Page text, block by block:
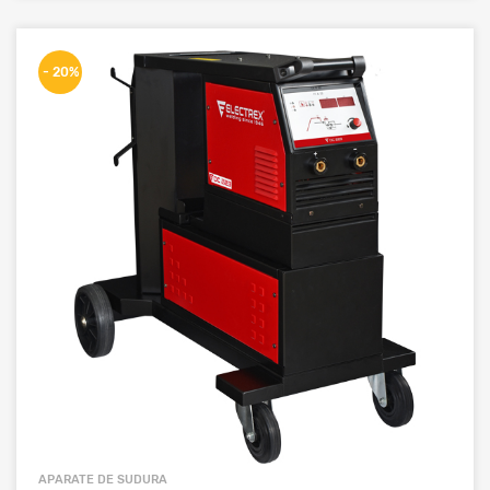
- 20%
APARATE DE SUDURA